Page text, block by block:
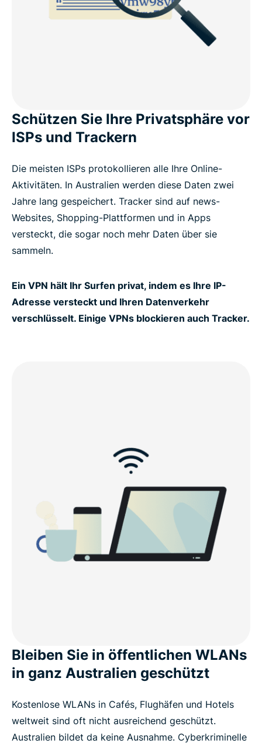
Warum ExpressVPN gegenüber kostenlosen VPNs
Was Leute über ExpressVPN für Australien sagen
FAQ: Über VPNs für Australien
Internetdatenschutz in Australien
Die populärsten Server-Standorte für Anwender in
Australien
Holen Sie sich das beste VPN für Australien für
zuverlässige IPs
Free VPNs vs. ExpressVPN in Australia
Why choose ExpressVPN for Australia?
Connect to our Australia VPN servers in these
locations
ExpressVPN for all countries
Get ExpressVPN for Australia risk-free
Schützen Sie Ihre Privatsphäre vor
ISPs und Trackern
Die meisten ISPs protokollieren alle Ihre Online-
Aktivitäten. In Australien werden diese Daten zwei
Jahre lang gespeichert. Tracker sind auf news-
Websites, Shopping-Plattformen und in Apps
versteckt, die sogar noch mehr Daten über sie
sammeln.
Ein VPN hält Ihr Surfen privat, indem es Ihre IP-
Adresse versteckt und Ihren Datenverkehr
verschlüsselt. Einige VPNs blockieren auch Tracker.
Bleiben Sie in öffentlichen WLANs
in ganz Australien geschützt
Kostenlose WLANs in Cafés, Flughäfen und Hotels
weltweit sind oft nicht ausreichend geschützt.
Australien bildet da keine Ausnahme. Cyberkriminelle